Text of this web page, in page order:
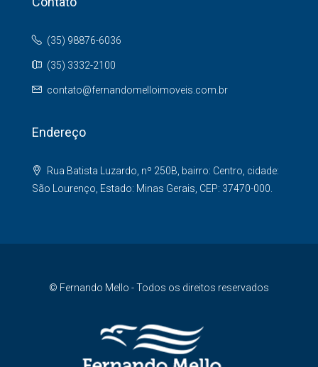
(35) 98876-6036
(35) 3332-2100
contato@fernandomelloimoveis.com.br
Endereço
Rua Batista Luzardo, nº 250B, bairro: Centro, cidade:
São Lourenço, Estado: Minas Gerais, CEP: 37470-000.
© Fernando Mello - Todos os direitos reservados